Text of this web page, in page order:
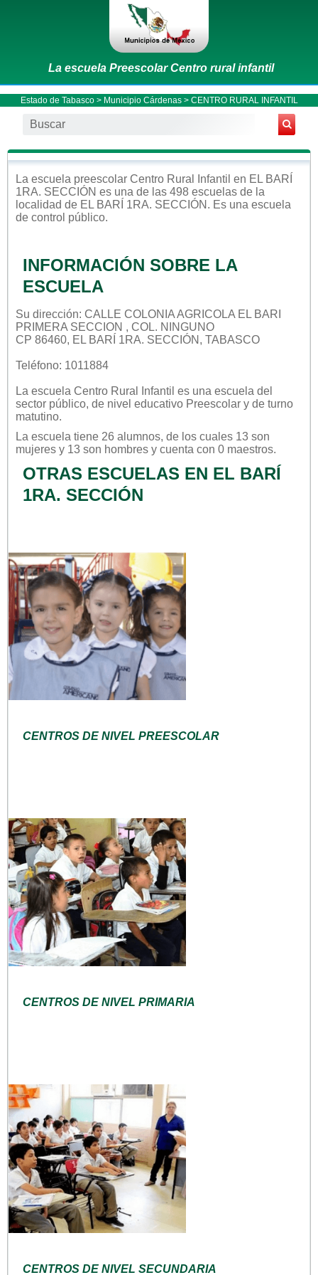
La escuela Preescolar Centro rural infantil
Estado de Tabasco> Municipio Cárdenas> CENTRO RURAL INFANTIL
La escuela preescolar Centro Rural Infantil en EL BARÍ
1RA. SECCIÓN es una de las 498 escuelas de la
localidad de EL BARÍ 1RA. SECCIÓN . Es una escuela
de control público.
INFORMACIÓN SOBRE LA
ESCUELA
Su dirección: CALLE COLONIA AGRICOLA EL BARI
PRIMERA SECCION , COL. NINGUNO
CP 86460, EL BARÍ 1RA. SECCIÓN, TABASCO
Teléfono: 1011884
La escuela Centro Rural Infantil es una escuela del
sector público, de nivel educativo Preescolar y de turno
matutino.
La escuela tiene 26 alumnos, de los cuales 13 son
mujeres y 13 son hombres y cuenta con 0 maestros.
OTRAS ESCUELAS EN EL BARÍ
1RA. SECCIÓN
CENTROS DE NIVEL PREESCOLAR
CENTROS DE NIVEL PRIMARIA
CENTROS DE NIVEL SECUNDARIA